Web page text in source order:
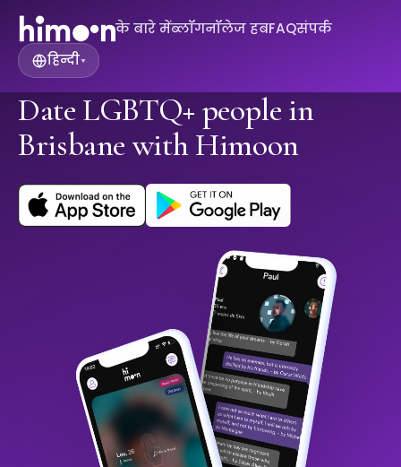
के बारे मेंब्लॉगनॉलेज हबFAQसंपर्क
हिन्दी▾
Date LGBTQ+ people in
Brisbane with Himoon